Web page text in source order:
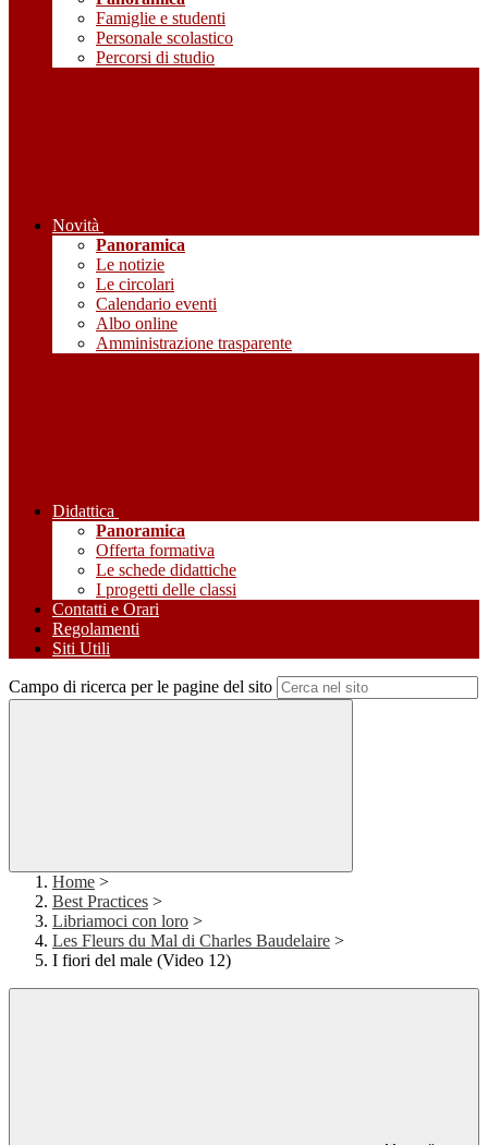
Famiglie e studenti
Personale scolastico
Percorsi di studio
Novità
Panoramica
Le notizie
Le circolari
Calendario eventi
Albo online
Amministrazione trasparente
Didattica
Panoramica
Offerta formativa
Le schede didattiche
I progetti delle classi
Contatti e Orari
Regolamenti
Siti Utili
Campo di ricerca per le pagine del sito
Home >
Best Practices >
Libriamoci con loro >
Les Fleurs du Mal di Charles Baudelaire >
I fiori del male (Video 12)